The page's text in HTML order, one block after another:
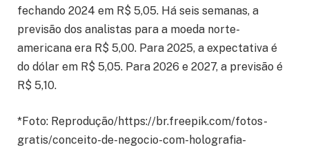
fechando 2024 em R$ 5,05. Há seis semanas, a
previsão dos analistas para a moeda norte-
americana era R$ 5,00. Para 2025, a expectativa é
do dólar em R$ 5,05. Para 2026 e 2027, a previsão é
R$ 5,10.
*Foto: Reprodução/https://br.freepik.com/fotos-
gratis/conceito-de-negocio-com-holografia-